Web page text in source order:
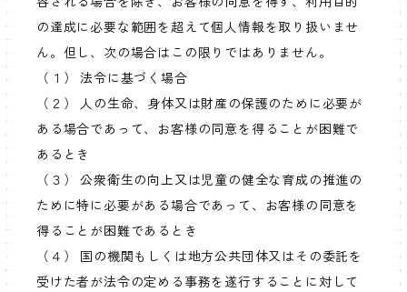
の達成に必要な範囲を超えて個人情報を取り扱いませ
ん。但し、次の場合はこの限りではありません。
（１） 法令に基づく場合
（２） 人の生命、身体又は財産の保護のために必要が
ある場合であって、お客様の同意を得ることが困難で
あるとき
（３） 公衆衛生の向上又は児童の健全な育成の推進の
ために特に必要がある場合であって、お客様の同意を
得ることが困難であるとき
（４） 国の機関もしくは地方公共団体又はその委託を
受けた者が法令の定める事務を遂行することに対して